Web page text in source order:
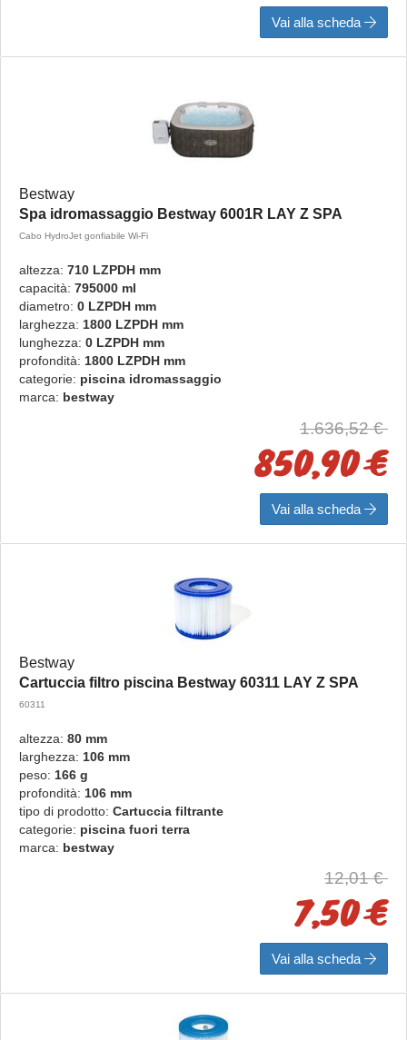
Vai alla scheda
Bestway
Spa idromassaggio Bestway 6001R LAY Z SPA
Cabo HydroJet gonfiabile Wi-Fi
altezza: 710 LZPDH mm
capacità: 795000 ml
diametro: 0 LZPDH mm
larghezza: 1800 LZPDH mm
lunghezza: 0 LZPDH mm
profondità: 1800 LZPDH mm
categorie: piscina idromassaggio
marca: bestway
1.636,52 €
850,90 €
Vai alla scheda
Bestway
Cartuccia filtro piscina Bestway 60311 LAY Z SPA
60311
altezza: 80 mm
larghezza: 106 mm
peso: 166 g
profondità: 106 mm
tipo di prodotto: Cartuccia filtrante
categorie: piscina fuori terra
marca: bestway
12,01 €
7,50 €
Vai alla scheda